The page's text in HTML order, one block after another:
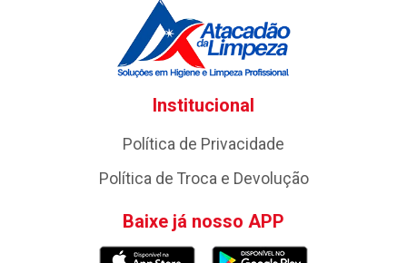
Institucional
Política de Privacidade
Política de Troca e Devolução
Baixe já nosso APP